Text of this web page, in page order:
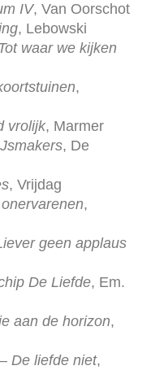
IV, Van Oorschot
, Lebowski
waar we kijken
,
vrolijk, Marmer
, De
, Vrijdag
,
geen applaus
De Liefde, Em.
aan de horizon,
De liefde niet,